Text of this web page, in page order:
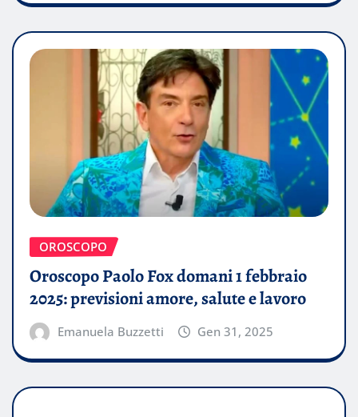
OROSCOPO
Oroscopo Paolo Fox domani 1 febbraio
2025: previsioni amore, salute e lavoro
Emanuela Buzzetti Gen 31, 2025